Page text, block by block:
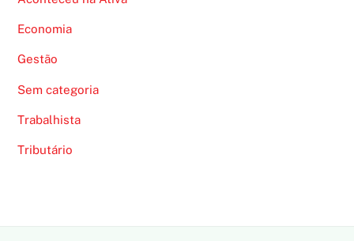
Economia
Gestão
Sem categoria
Trabalhista
Tributário